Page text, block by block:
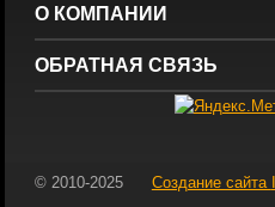
О КОМПАНИИ
ОБРАТНАЯ СВЯЗЬ
© 2010-2025 Создание сайта